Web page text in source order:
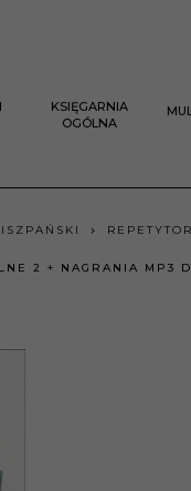
KSIĘGARNIA
OGÓLNA
2 + NAGRANIA MP3